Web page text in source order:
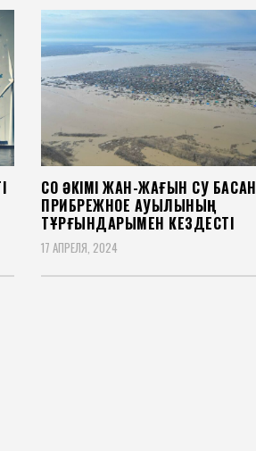
СҚО ӘКІМІ ЖАН-ЖАҒЫН СУ БАСҚАН
ПРИБРЕЖНОЕ АУЫЛЫНЫҢ
ТҰРҒЫНДАРЫМЕН КЕЗДЕСТІ
17 АПРЕЛЯ, 2024